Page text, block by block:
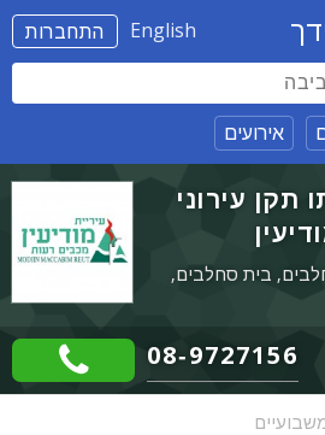
התחברות English
אירועים
תקן עירוני
בית סחלבים,
08-9727156